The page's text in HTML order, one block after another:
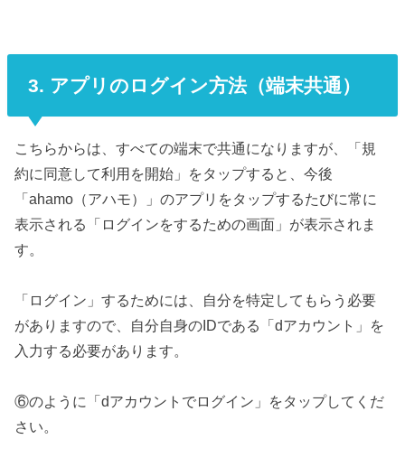
3. アプリのログイン方法（端末共通）
こちらからは、すべての端末で共通になりますが、「規
約に同意して利用を開始」をタップすると、今後
「ahamo（アハモ）」のアプリをタップするたびに常に
表示される「ログインをするための画面」が表示されま
す。
「ログイン」するためには、自分を特定してもらう必要
がありますので、自分自身のIDである「dアカウント」を
入力する必要があります。
⑥のように「dアカウントでログイン」をタップしてくだ
さい。